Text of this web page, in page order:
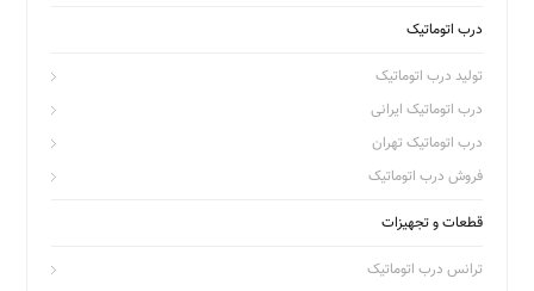
درب اتوماتیک
تولید درب اتوماتیک
درب اتوماتیک ایرانی
درب اتوماتیک تهران
فروش درب اتوماتیک
قطعات و تجهیزات
ترانس درب اتوماتیک